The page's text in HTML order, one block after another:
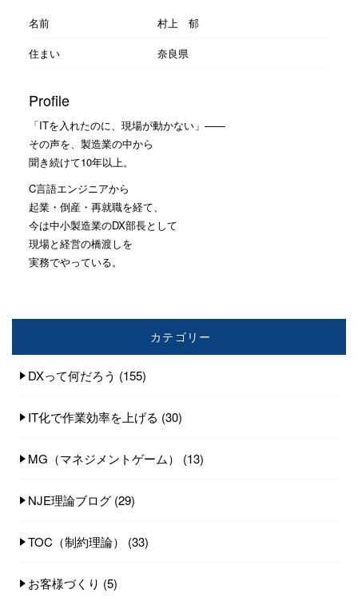
名前
村上 郁
住まい
奈良県
Profile
「ITを入れたのに、現場が動かない」——
その声を、製造業の中から
聞き続けて10年以上。
C言語エンジニアから
起業・倒産・再就職を経て、
今は中小製造業のDX部長として
現場と経営の橋渡しを
実務でやっている。
カテゴリー
DXって何だろう (155)
IT化で作業効率を上げる (30)
MG（マネジメントゲーム） (13)
NJE理論ブログ (29)
TOC（制約理論） (33)
お客様づくり (5)